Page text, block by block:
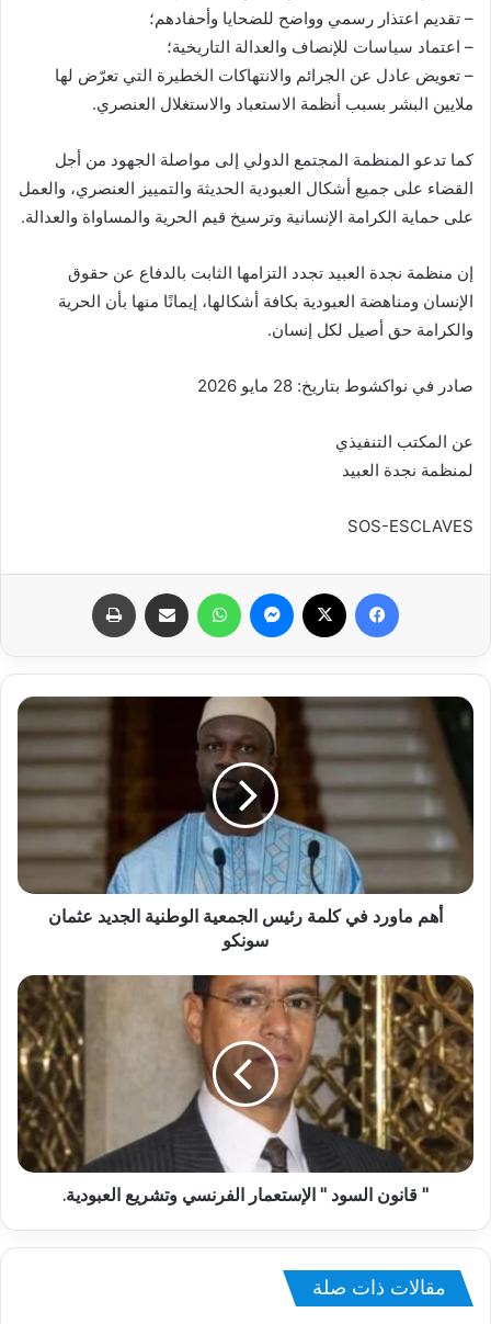
– تقديم اعتذار رسمي وواضح للضحايا وأحفادهم؛
– اعتماد سياسات للإنصاف والعدالة التاريخية؛
– تعويض عادل عن الجرائم والانتهاكات الخطيرة التي تعرّض لها
ملايين البشر بسبب أنظمة الاستعباد والاستغلال العنصري.
كما تدعو المنظمة المجتمع الدولي إلى مواصلة الجهود من أجل
القضاء على جميع أشكال العبودية الحديثة والتمييز العنصري، والعمل
على حماية الكرامة الإنسانية وترسيخ قيم الحرية والمساواة والعدالة.
إن منظمة نجدة العبيد تجدد التزامها الثابت بالدفاع عن حقوق
الإنسان ومناهضة العبودية بكافة أشكالها، إيمانًا منها بأن الحرية
والكرامة حق أصيل لكل إنسان.
صادر في نواكشوط بتاريخ: 28 مايو 2026
عن المكتب التنفيذي
لمنظمة نجدة العبيد
SOS-ESCLAVES
فيسبوك ماسنجر واتساب مشاركة عبر البريد
أهم ماورد في كلمة رئيس الجمعية الوطنية الجديد عثمان
سونكو
" قانون السود " الإستعمار الفرنسي وتشريع العبودية.
مقالات ذات صلة